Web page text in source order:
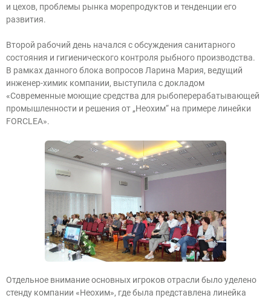
и цехов, проблемы рынка морепродуктов и тенденции его
развития.
Второй рабочий день начался с обсуждения санитарного
состояния и гигиенического контроля рыбного производства.
В рамках данного блока вопросов Ларина Мария, ведущий
инженер-химик компании, выступила с докладом
«Современные моющие средства для рыбоперерабатывающей
промышленности и решения от „Неохим“ на примере линейки
FORCLEA».
Отдельное внимание основных игроков отрасли было уделено
стенду компании «Неохим», где была представлена линейка